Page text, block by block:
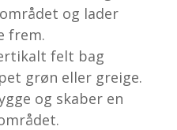
og lader
frem.
felt bag
grøn eller greige.
og skaber en